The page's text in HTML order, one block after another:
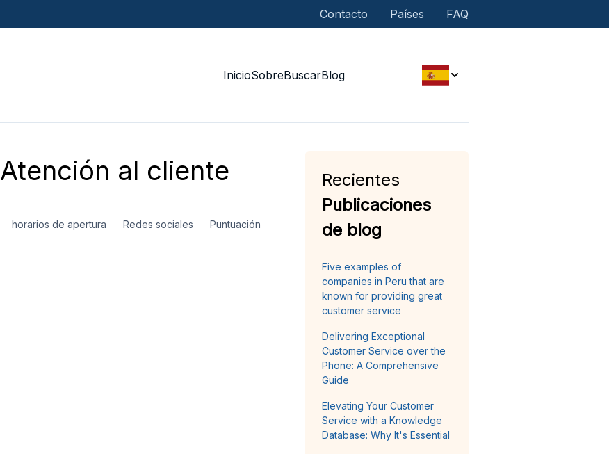
Contacto Países FAQ
InicioSobreBuscarBlog
Atención al cliente
horarios de apertura Redes sociales Puntuación
Recientes
Publicaciones
de blog
Five examples of
companies in Peru that are
known for providing great
customer service
Delivering Exceptional
Customer Service over the
Phone: A Comprehensive
Guide
Elevating Your Customer
Service with a Knowledge
Database: Why It's Essential